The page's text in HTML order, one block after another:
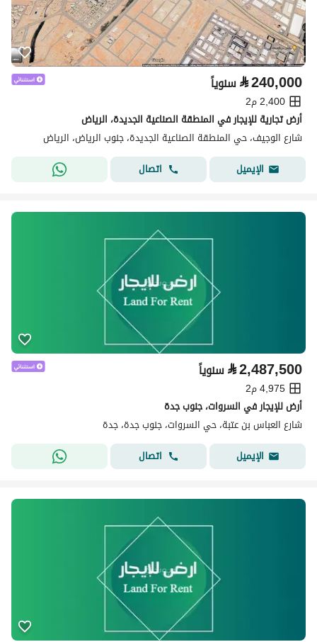
⃁240,000 سنوياً
2,400 م2
أرض تجارية للإيجار في المنطقة الصناعية الجديدة، الرياض
شارع الوجيف، حي المنطقة الصناعية الجديدة، جنوب الرياض، الرياض
الإيميل
اتصال
⃁2,487,500 سنوياً
4,975 م2
أرض للإيجار في السروات، جنوب جدة
شارع العباس بن عتبة، حي السروات، جنوب جدة، جدة
الإيميل
اتصال